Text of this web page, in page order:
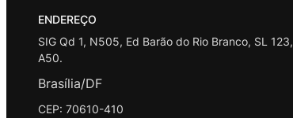
ENDEREÇO
SIG Qd 1, N505, Ed Barão do Rio Branco, SL 123,
A50.
Brasília/DF
CEP: 70610-410